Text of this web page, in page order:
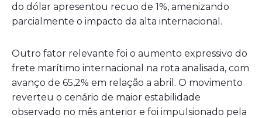
do dólar apresentou recuo de 1%, amenizando
parcialmente o impacto da alta internacional.
Outro fator relevante foi o aumento expressivo do
frete marítimo internacional na rota analisada, com
avanço de 65,2% em relação a abril. O movimento
reverteu o cenário de maior estabilidade
observado no mês anterior e foi impulsionado pela